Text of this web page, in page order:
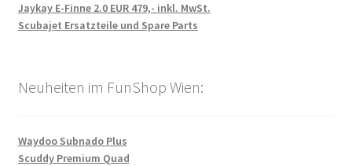
Jaykay E-Finne 2.0 EUR 479,- inkl. MwSt.
Scubajet Ersatzteile und Spare Parts
Neuheiten im FunShop Wien:
Waydoo Subnado Plus
Scuddy Premium Quad